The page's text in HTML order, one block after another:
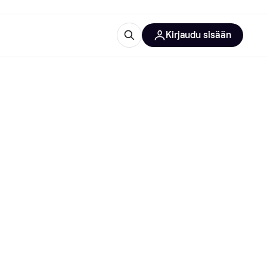
Kirjaudu sisään